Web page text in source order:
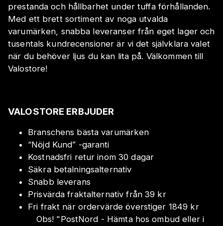
prestanda och hållbarhet under tuffa förhållanden.
Med ett brett sortiment av noga utvalda
varumärken, snabba leveranser från eget lager och
tusentals kundrecensioner är vi det självklara valet
när du behöver ljus du kan lita på. Välkommen till
Valostore!
VALOSTORE ERBJUDER
Branschens bästa varumärken
“Nöjd Kund” -garanti
Kostnadsfri retur inom 30 dagar
Säkra betalningsalternativ
Snabb leverans
Prisvärda fraktalternativ från 39 kr
Fri frakt när ordervärde överstiger 1849 kr
Obs! "PostNord - Hämta hos ombud eller i